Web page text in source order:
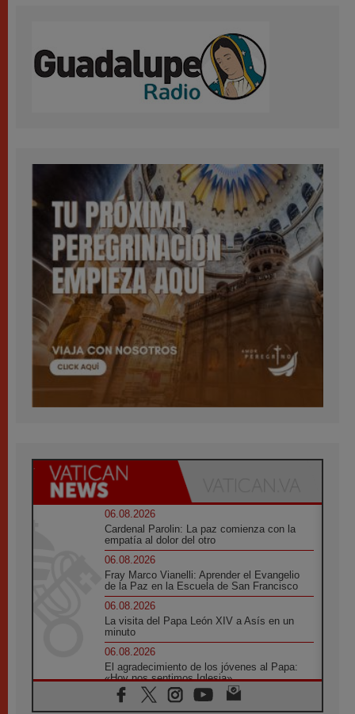
06.08.2026
Cardenal Parolin: La paz comienza con la
empatía al dolor del otro
06.08.2026
Fray Marco Vianelli: Aprender el Evangelio
de la Paz en la Escuela de San Francisco
06.08.2026
La visita del Papa León XIV a Asís en un
minuto
06.08.2026
El agradecimiento de los jóvenes al Papa:
«Hoy nos sentimos Iglesia»
06.08.2026